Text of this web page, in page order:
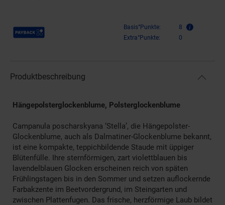
Payback Punkte Basis°Punkte:
8
Extra°Punkte:
0
Produktbeschreibung
Hängepolsterglockenblume, Polsterglockenblume
Campanula poscharskyana ‘Stella’, die Hängepolster-
Glockenblume, auch als Dalmatiner-Glockenblume bekannt,
ist eine kompakte, teppichbildende Staude mit üppiger
Blütenfülle. Ihre sternförmigen, zart violettblauen bis
lavendelblauen Glocken erscheinen reich von späten
Frühlingstagen bis in den Sommer und setzen auflockernde
Farbakzente im Beetvordergrund, im Steingarten und
zwischen Plattenfugen. Das frische, herzförmige Laub bildet